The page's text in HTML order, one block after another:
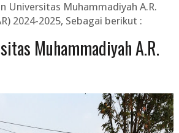
Universitas Muhammadiyah A.R.
2024-2025, Sebagai berikut :
Muhammadiyah A.R.